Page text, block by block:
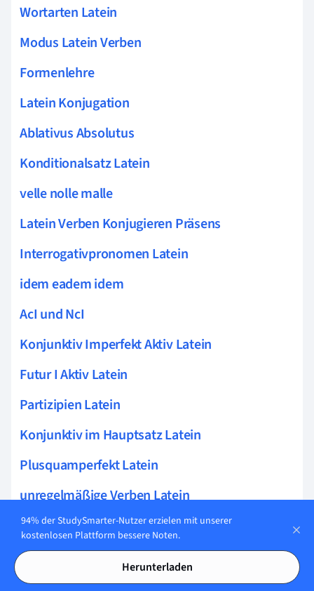
Wortarten Latein
Modus Latein Verben
Formenlehre
Latein Konjugation
Ablativus Absolutus
Konditionalsatz Latein
velle nolle malle
Latein Verben Konjugieren Präsens
Interrogativpronomen Latein
idem eadem idem
AcI und NcI
Konjunktiv Imperfekt Aktiv Latein
Futur I Aktiv Latein
Partizipien Latein
Konjunktiv im Hauptsatz Latein
Plusquamperfekt Latein
unregelmäßige Verben Latein
Präpositionen Latein
a Deklination Latein
Latein Futur
94% der StudySmarter-Nutzer erzielen mit unserer
kostenlosen Plattform bessere Noten.
Herunterladen